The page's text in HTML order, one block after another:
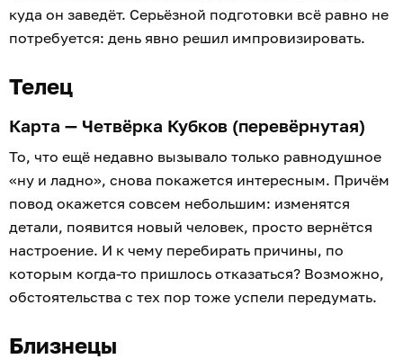
куда он заведёт. Серьёзной подготовки всё равно не
потребуется: день явно решил импровизировать.
Телец
Карта — Четвёрка Кубков (перевёрнутая)
То, что ещё недавно вызывало только равнодушное
«ну и ладно», снова покажется интересным. Причём
повод окажется совсем небольшим: изменятся
детали, появится новый человек, просто вернётся
настроение. И к чему перебирать причины, по
которым когда-то пришлось отказаться? Возможно,
обстоятельства с тех пор тоже успели передумать.
Близнецы